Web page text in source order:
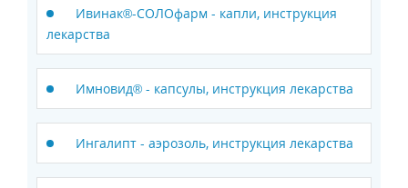
Ивинак®-СОЛОфарм - капли, инструкция
лекарства
Имновид® - капсулы, инструкция лекарства
Ингалипт - аэрозоль, инструкция лекарства